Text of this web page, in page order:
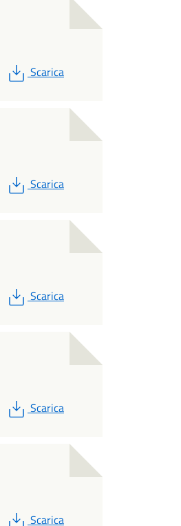
PDF
Scarica
PDF
Scarica
PDF
Scarica
PDF
Scarica
PDF
Scarica